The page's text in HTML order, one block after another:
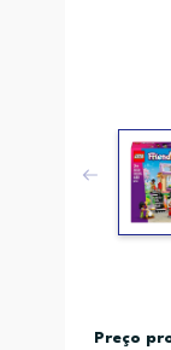
Preço